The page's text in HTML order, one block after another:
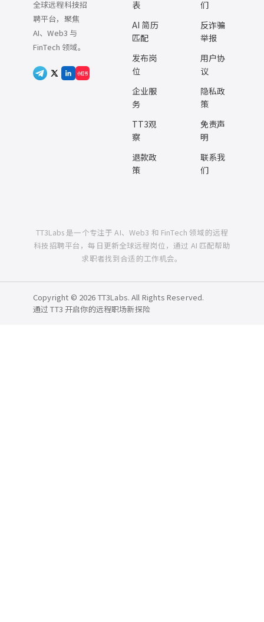
全球远程科技招
聘平台，聚焦
AI、Web3 与
FinTech 领域。
小红书
表
AI 简历
匹配
发布岗
位
企业服
务
TT3观
察
退款政
策
们
反诈骗
举报
用户协
议
隐私政
策
免责声
明
联系我
们
TT3Labs 是一个专注于 AI、Web3 和 FinTech 领域的远程
科技招聘平台，每日更新全球远程岗位，通过 AI 匹配帮助
求职者找到合适的工作机会。
Copyright © 2026 TT3Labs. All Rights Reserved.
通过 TT3 开启你的远程职场新探险